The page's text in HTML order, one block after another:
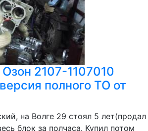
2107-1107010
полного ТО от
на Волге 29 стоял 5 лет(продал
блок за полчаса. Купил потом